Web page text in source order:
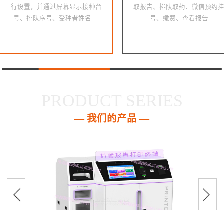
行设置，并通过屏幕显示接种台
号、排队序号、受种者姓名 …
取报告、排队取药、微信预约挂
号、缴费、查看报告
— 我们的产品 —